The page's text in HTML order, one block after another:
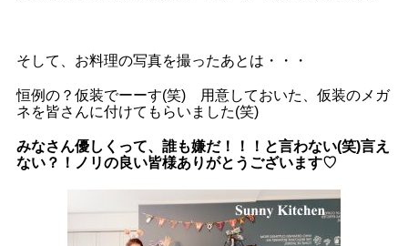
そして、お料理の写真を撮ったあとは・・・
恒例の？仮装でーーす(笑) 用意しておいた、仮装のメガ
ネを皆さんに付けてもらいました(笑)
みなさん優しくって、誰も嫌だ！！！と言わない(笑)言え
ない？！ノリの良い皆様ありがとうございます♡